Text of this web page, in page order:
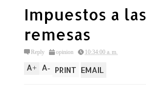
Impuestos a las
remesas
Reply opinion 10:34:00 a. m.
A+ A- PRINT EMAIL